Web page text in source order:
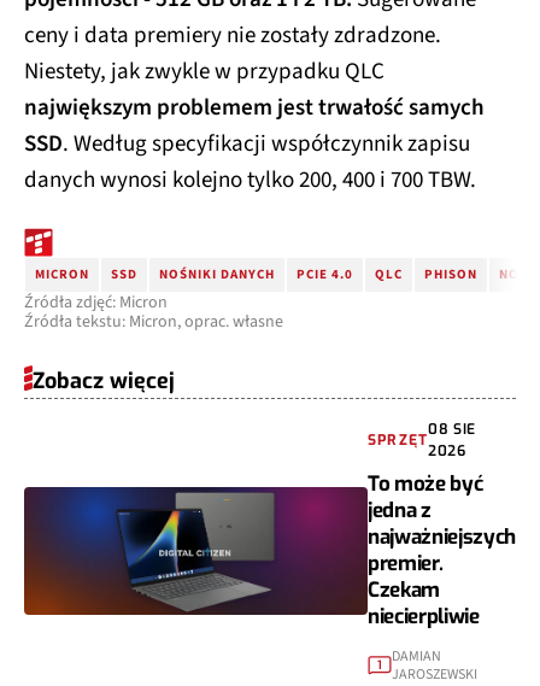
ceny i data premiery nie zostały zdradzone.
Niestety, jak zwykle w przypadku QLC
największym problemem jest trwałość samych
SSD. Według specyfikacji współczynnik zapisu
danych wynosi kolejno tylko 200, 400 i 700 TBW.
MICRON SSD NOŚNIKI DANYCH PCIE 4.0 QLC PHISON
Źródła zdjęć: Micron
Źródła tekstu: Micron, oprac. własne
Zobacz więcej
SPRZĘT
08 SIE
2026
To może być
jedna z
najważniejszych
premier.
Czekam
niecierpliwie
1
DAMIAN
JAROSZEWSKI